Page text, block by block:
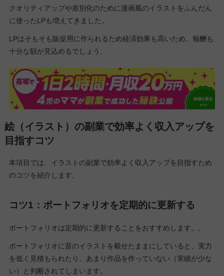
クオリティアップや差別化のために漫画風のイラストをふんだん
に使ったLPも増えてきました。
LPはそもそも販促用に作られるため経済効果も高いため、報酬も
十分な額が見込めるでしょう。
絵（イラスト）の副業で効率よく収入アップを
目指すコツ
本項目では、イラストの副業で効率よく収入アップを目指すため
のコツを紹介します。
コツ1：ポートフォリオを定期的に更新する
ポートフォリオは定期的に更新することをおすすめします。。
ポートフォリオに昔のイラストを載せたままにしていると、実力
を低く見積もられたり、あまり作品を作っていない（実績が少な
い）と判断されてしまいます。